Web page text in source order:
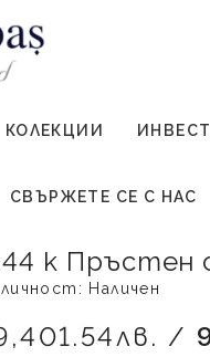
КОЛЕКЦИИ
СВЪРЖЕТЕ СЕ С НАС
к Пръстен
Наличен
/